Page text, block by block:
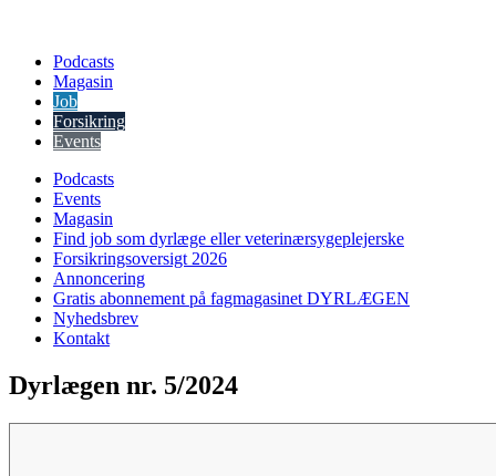
Podcasts
Magasin
Job
Forsikring
Events
Podcasts
Events
Magasin
Find job som dyrlæge eller veterinærsygeplejerske
Forsikringsoversigt 2026
Annoncering
Gratis abonnement på fagmagasinet DYRLÆGEN
Nyhedsbrev
Kontakt
Dyrlægen nr. 5/2024